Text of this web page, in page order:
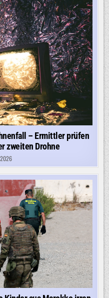
– Ermittler prüfen
zweiten Drohne